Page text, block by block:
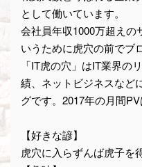
として働いています。
会社員年収1000万超えの
いうために虎穴の前でブ
「IT虎の穴」はIT業界の
績、ネットビジネスなど
グです。2017年の月間PV
【好きな諺】
虎穴に入らずんば虎子を